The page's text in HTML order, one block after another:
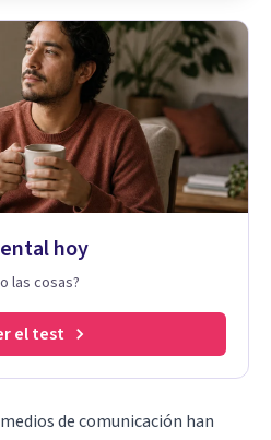
hoy
las cosas?
el test
de comunicación han